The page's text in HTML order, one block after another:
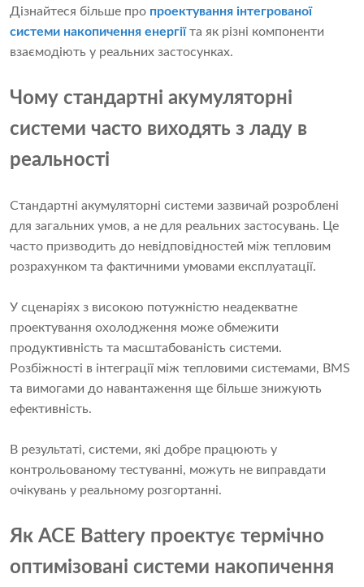
Дізнайтеся більше про проектування інтегрованої
системи накопичення енергіїта як різні компоненти
взаємодіють у реальних застосунках.
Чому стандартні акумуляторні
системи часто виходять з ладу в
реальності
Стандартні акумуляторні системи зазвичай розроблені
для загальних умов, а не для реальних застосувань. Це
часто призводить до невідповідностей між тепловим
розрахунком та фактичними умовами експлуатації.
У сценаріях з високою потужністю неадекватне
проектування охолодження може обмежити
продуктивність та масштабованість системи.
Розбіжності в інтеграції між тепловими системами, BMS
та вимогами до навантаження ще більше знижують
ефективність.
В результаті, системи, які добре працюють у
контрольованому тестуванні, можуть не виправдати
очікувань у реальному розгортанні.
Як ACE Battery проектує термічно
оптимізовані системи накопичення